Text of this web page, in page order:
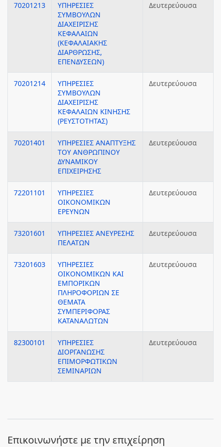
70201213
ΥΠΗΡΕΣΙΕΣ
ΣΥΜΒΟΥΛΩΝ
ΔΙΑΧΕΙΡΙΣΗΣ
ΚΕΦΑΛΑΙΩΝ
(ΚΕΦΑΛΑΙΑΚΗΣ
ΔΙΑΡΘΡΩΣΗΣ,
ΕΠΕΝΔΥΣΕΩΝ)
Δευτερεύουσα
70201214
ΥΠΗΡΕΣΙΕΣ
ΣΥΜΒΟΥΛΩΝ
ΔΙΑΧΕΙΡΙΣΗΣ
ΚΕΦΑΛΑΙΩΝ ΚΙΝΗΣΗΣ
(ΡΕΥΣΤΟΤΗΤΑΣ)
Δευτερεύουσα
70201401
ΥΠΗΡΕΣΙΕΣ ΑΝΑΠΤΥΞΗΣ
ΤΟΥ ΑΝΘΡΩΠΙΝΟΥ
ΔΥΝΑΜΙΚΟΥ
ΕΠΙΧΕΙΡΗΣΗΣ
Δευτερεύουσα
72201101
ΥΠΗΡΕΣΙΕΣ
ΟΙΚΟΝΟΜΙΚΩΝ
ΕΡΕΥΝΩΝ
Δευτερεύουσα
73201601
ΥΠΗΡΕΣΙΕΣ ΑΝΕΥΡΕΣΗΣ
ΠΕΛΑΤΩΝ
Δευτερεύουσα
73201603
ΥΠΗΡΕΣΙΕΣ
ΟΙΚΟΝΟΜΙΚΩΝ ΚΑΙ
ΕΜΠΟΡΙΚΩΝ
ΠΛΗΡΟΦΟΡΙΩΝ ΣΕ
ΘΕΜΑΤΑ
ΣΥΜΠΕΡΙΦΟΡΑΣ
ΚΑΤΑΝΑΛΩΤΩΝ
Δευτερεύουσα
82300101
ΥΠΗΡΕΣΙΕΣ
ΔΙΟΡΓΑΝΩΣΗΣ
ΕΠΙΜΟΡΦΩΤΙΚΩΝ
ΣΕΜΙΝΑΡΙΩΝ
Δευτερεύουσα
Eπικοινωνήστε με την επιχείρηση